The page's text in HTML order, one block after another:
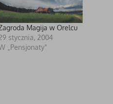
Magija w Orelcu
stycznia, 2004
„Pensjonaty"